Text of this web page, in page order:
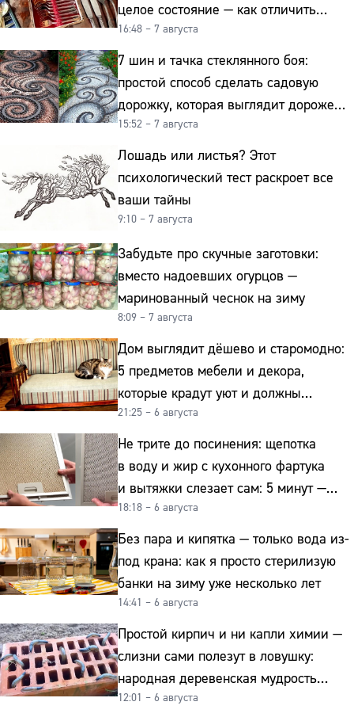
целое состояние — как отличить
подделку от мельхиора
16:48 – 7 августа
7 шин и тачка стеклянного боя:
простой способ сделать садовую
дорожку, которая выглядит дороже
гранита
15:52 – 7 августа
Лошадь или листья? Этот
психологический тест раскроет все
ваши тайны
9:10 – 7 августа
Забудьте про скучные заготовки:
вместо надоевших огурцов —
маринованный чеснок на зиму
8:09 – 7 августа
Дом выглядит дёшево и старомодно:
5 предметов мебели и декора,
которые крадут уют и должны
отправиться на свалку прямо сейчас
21:25 – 6 августа
Не трите до посинения: щепотка
в воду и жир с кухонного фартука
и вытяжки слезает сам: 5 минут —
и сверкает как новая
18:18 – 6 августа
Без пара и кипятка — только вода из-
под крана: как я просто стерилизую
банки на зиму уже несколько лет
14:41 – 6 августа
Простой кирпич и ни капли химии —
слизни сами полезут в ловушку:
народная деревенская мудрость
реально работает
12:01 – 6 августа